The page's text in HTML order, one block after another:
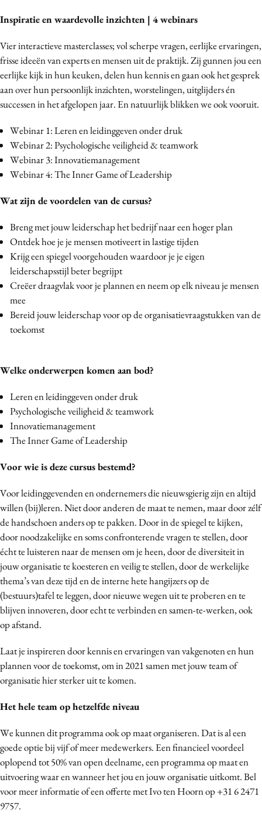
Artificial Intelligence
Bureaus
Campagnes
Carriere
Contentmarketing
Customer Experience
Data & Insights
Design
Diversiteit
Effectiviteit
Gedragsverandering
Influencer marketing
Interne communicatie
Martech
Media
Merkstrategie
Purpose Marketing
Reputatie & crisis
Inspiratie en waardevolle inzichten | 4 webinars
Vier interactieve masterclasses; vol scherpe vragen, eerlijke ervaringen,
frisse ideeën van experts en mensen uit de praktijk. Zij gunnen jou een
eerlijke kijk in hun keuken, delen hun kennis en gaan ook het gesprek
aan over hun persoonlijk inzichten, worstelingen, uitglijders én
successen in het afgelopen jaar. En natuurlijk blikken we ook vooruit.
Webinar 1: Leren en leidinggeven onder druk
Webinar 2: Psychologische veiligheid & teamwork
Webinar 3: Innovatiemanagement
Webinar 4: The Inner Game of Leadership
Wat zijn de voordelen van de cursus?
Breng met jouw leiderschap het bedrijf naar een hoger plan
Ontdek hoe je je mensen motiveert in lastige tijden
Krijg een spiegel voorgehouden waardoor je je eigen
leiderschapsstijl beter begrijpt
Creëer draagvlak voor je plannen en neem op elk niveau je mensen
mee
Bereid jouw leiderschap voor op de organisatievraagstukken van de
toekomst
Welke onderwerpen komen aan bod?
Leren en leidinggeven onder druk
Psychologische veiligheid & teamwork
Innovatiemanagement
The Inner Game of Leadership
Voor wie is deze cursus bestemd?
Voor leidinggevenden en ondernemers die nieuwsgierig zijn en altijd
willen (bij)leren. Niet door anderen de maat te nemen, maar door zélf
de handschoen anders op te pakken. Door in de spiegel te kijken,
door noodzakelijke en soms confronterende vragen te stellen, door
écht te luisteren naar de mensen om je heen, door de diversiteit in
jouw organisatie te koesteren en veilig te stellen, door de werkelijke
thema’s van deze tijd en de interne hete hangijzers op de
(bestuurs)tafel te leggen, door nieuwe wegen uit te proberen en te
blijven innoveren, door echt te verbinden en samen-te-werken, ook
op afstand.
Laat je inspireren door kennis en ervaringen van vakgenoten en hun
plannen voor de toekomst, om in 2021 samen met jouw team of
organisatie hier sterker uit te komen.
Het hele team op hetzelfde niveau
We kunnen dit programma ook op maat organiseren. Dat is al een
goede optie bij vijf of meer medewerkers. Een financieel voordeel
oplopend tot 50% van open deelname, een programma op maat en
uitvoering waar en wanneer het jou en jouw organisatie uitkomt. Bel
voor meer informatie of een offerte met Ivo ten Hoorn op +31 6 2471
9757.